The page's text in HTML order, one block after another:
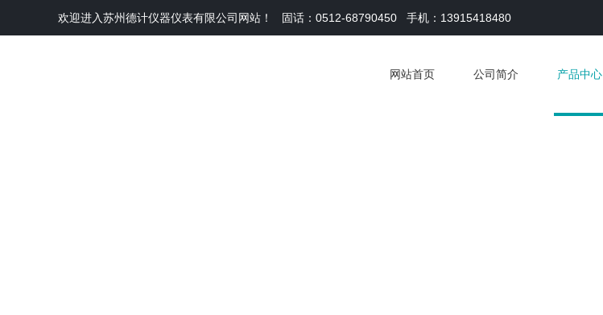
欢迎进入苏州德计仪器仪表有限公司网站！ 固话：0512-68790450 手机：13915418480
网站首页 公司简介 产品中心